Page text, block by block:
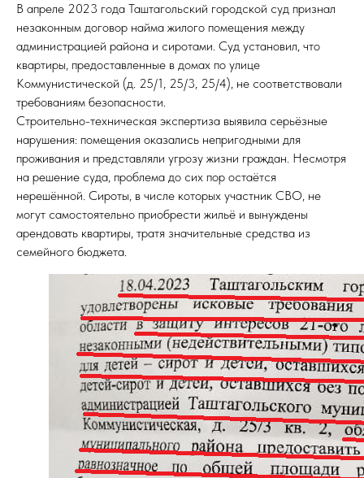
В апреле 2023 года Таштагольский городской суд признал
незаконным договор найма жилого помещения между
администрацией района и сиротами. Суд установил, что
квартиры, предоставленные в домах по улице
Коммунистической (д. 25/1, 25/3, 25/4), не соответствовали
требованиям безопасности.
Строительно-техническая экспертиза выявила серьёзные
нарушения: помещения оказались непригодными для
проживания и представляли угрозу жизни граждан. Несмотря
на решение суда, проблема до сих пор остаётся
нерешённой. Сироты, в числе которых участник СВО, не
могут самостоятельно приобрести жильё и вынуждены
арендовать квартиры, тратя значительные средства из
семейного бюджета.